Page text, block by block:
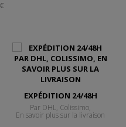
EXPÉDITION 24/48H
Par DHL, Colissimo,
En savoir plus sur la livraison